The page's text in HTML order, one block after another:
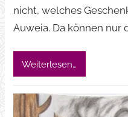
nicht, welches
Auweia. Da können nur
Weiterlesen…